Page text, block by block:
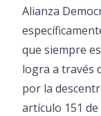
Alianza
que siempre
logra a través
por la
artículo 151